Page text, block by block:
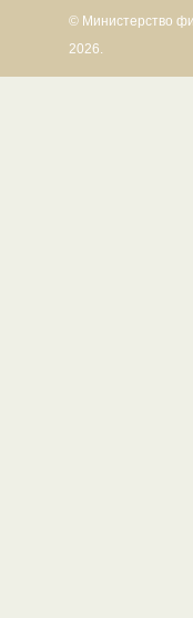
© Министерство
2026.